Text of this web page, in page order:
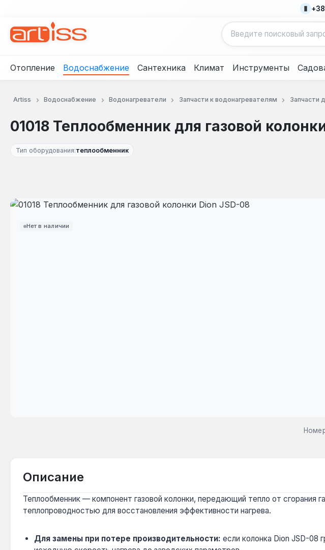
Отопление Водоснабжение Сантехника Климат Инструменты
Artiss Водоснабжение Водонагреватели Запчасти к водонагревателям Запчасти
01018 Теплообменник для газовой
Тип оборудования:теплообменник
Нет в наличии
Пропустить галерею изображений
Описание
Теплообменник — компонент газовой колонки, передающий тепло от сгорания
теплопроводностью для восстановления эффективности нагрева.
Для замены при потере производительности: если колонка Dion JSD-08